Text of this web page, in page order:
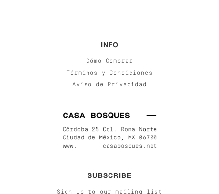
INFO
Cómo Comprar
Términos y Condiciones
Aviso de Privacidad
SUBSCRIBE
Sign up to our mailing list